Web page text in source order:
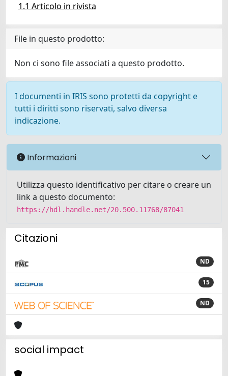
1.1 Articolo in rivista
File in questo prodotto:
Non ci sono file associati a questo prodotto.
I documenti in IRIS sono protetti da copyright e
tutti i diritti sono riservati, salvo diversa
indicazione.
Informazioni
Utilizza questo identificativo per citare o creare un
link a questo documento:
https://hdl.handle.net/20.500.11768/87041
Citazioni
ND
15
ND
social impact